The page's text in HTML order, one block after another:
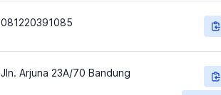
081220391085
Jln. Arjuna 23A/70 Bandung